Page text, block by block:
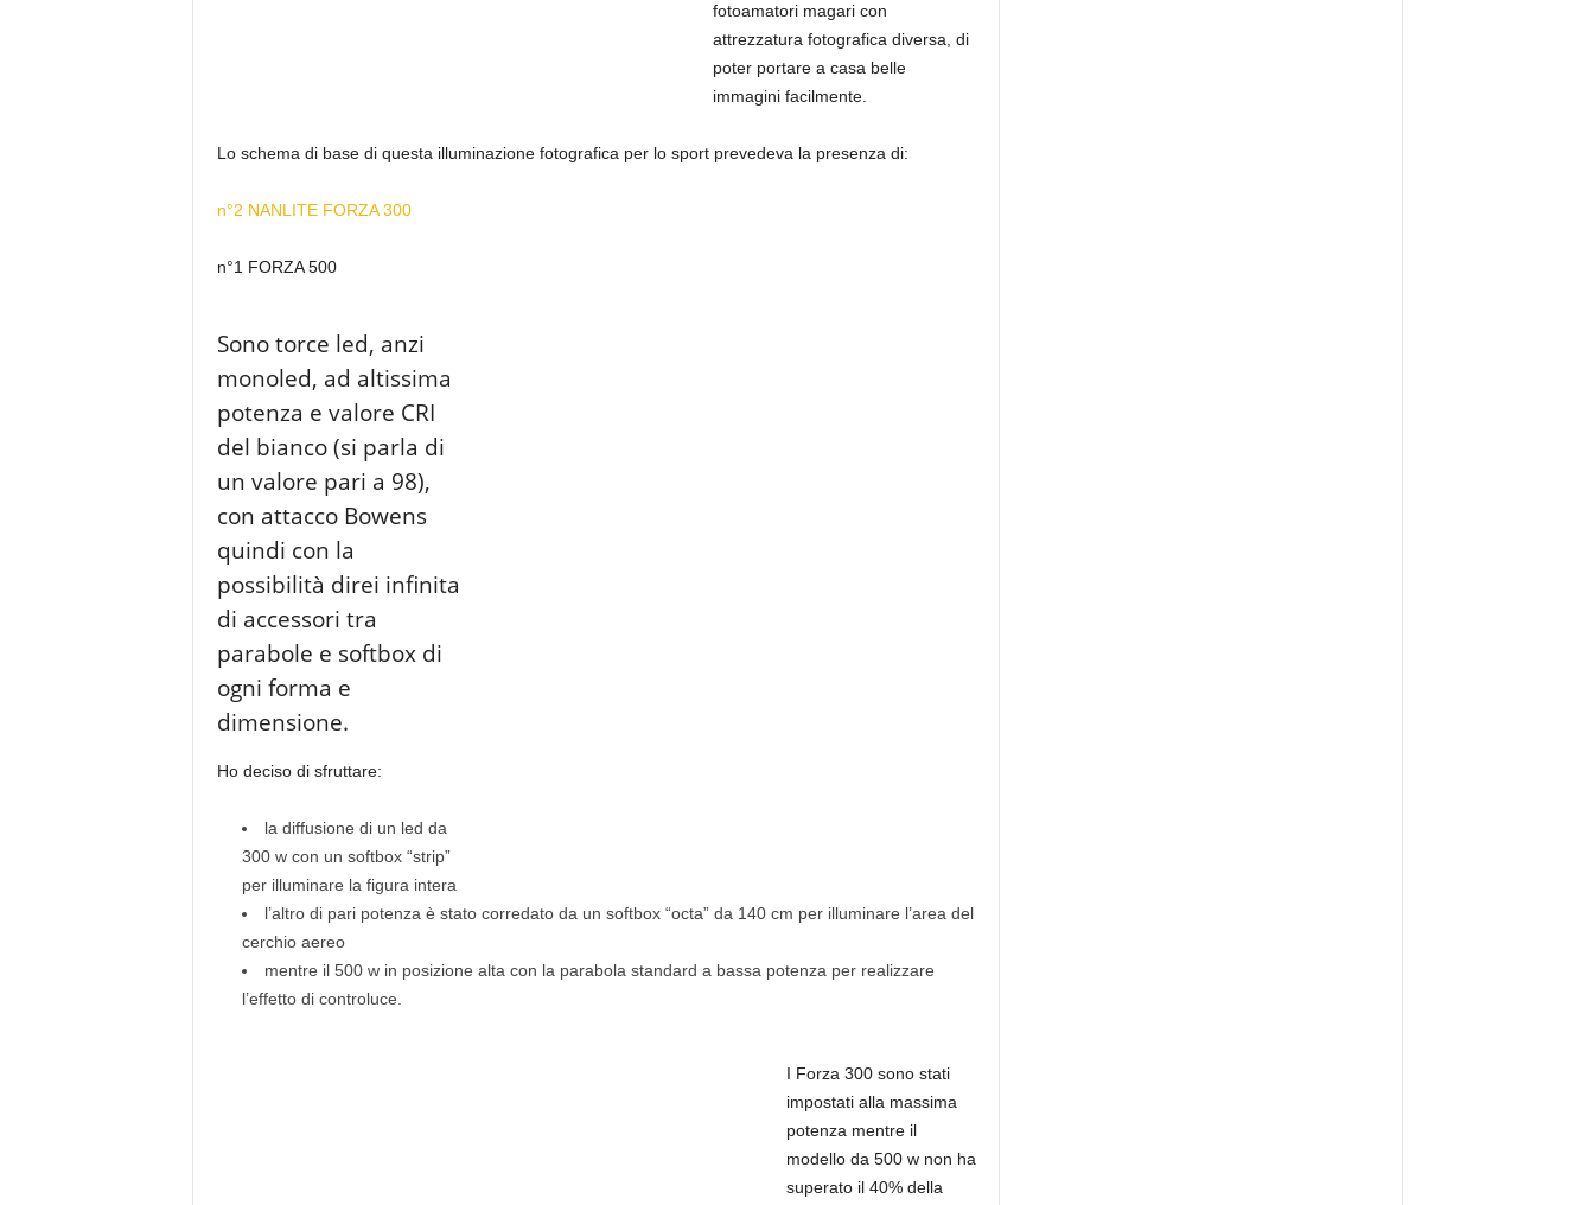
fotoamatori magari con
attrezzatura fotografica diversa, di
poter portare a casa belle
immagini facilmente.
Lo schema di base di questa illuminazione fotografica per lo sport prevedeva la presenza di:
n°2 NANLITE FORZA 300
n°1 FORZA 500
Sono torce led, anzi
monoled, ad altissima
potenza e valore CRI
del bianco (si parla di
un valore pari a 98),
con attacco Bowens
quindi con la
possibilità direi infinita
di accessori tra
parabole e softbox di
ogni forma e
dimensione.
Ho deciso di sfruttare:
la diffusione di un led da
300 w con un softbox “strip”
per illuminare la figura intera
l’altro di pari potenza è stato corredato da un softbox “octa” da 140 cm per illuminare l’area del
cerchio aereo
mentre il 500 w in posizione alta con la parabola standard a bassa potenza per realizzare
l’effetto di controluce.
I Forza 300 sono stati
impostati alla massima
potenza mentre il
modello da 500 w non ha
superato il 40% della